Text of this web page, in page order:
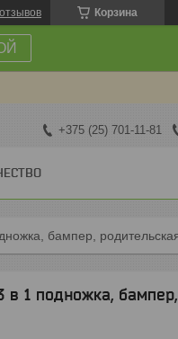
Корзина
+375 (25) 701-11-81
в 1 подножка, бампер,